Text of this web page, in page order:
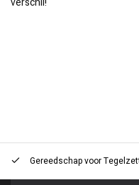
Gereedschap voor